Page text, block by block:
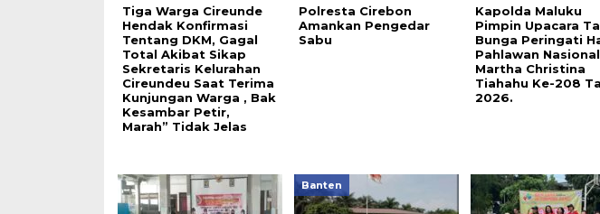
Tiga Warga Cireunde
Hendak Konfirmasi
Tentang DKM, Gagal
Total Akibat Sikap
Sekretaris Kelurahan
Cireundeu Saat Terima
Kunjungan Warga , Bak
Kesambar Petir,
Marah” Tidak Jelas
Polresta Cirebon
Amankan Pengedar
Sabu
Kapolda Maluku
Pimpin Upacara
Bunga Peringati
Pahlawan Nasional
Martha Christina
Tiahahu Ke-208
2026.
Banten